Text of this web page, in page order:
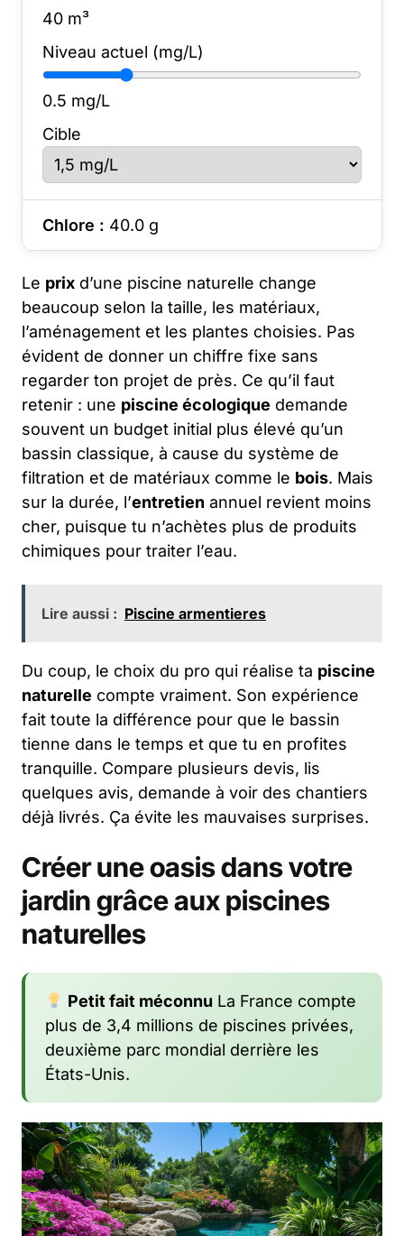
40 m³
Niveau actuel (mg/L)
0.5 mg/L
Cible
Chlore : 40.0 g
Le prix d’une piscine naturelle change
beaucoup selon la taille, les matériaux,
l’aménagement et les plantes choisies. Pas
évident de donner un chiffre fixe sans
regarder ton projet de près. Ce qu’il faut
retenir : une piscine écologique demande
souvent un budget initial plus élevé qu’un
bassin classique, à cause du système de
filtration et de matériaux comme le bois. Mais
sur la durée, l’entretien annuel revient moins
cher, puisque tu n’achètes plus de produits
chimiques pour traiter l’eau.
Lire aussi : Piscine armentieres
Du coup, le choix du pro qui réalise ta piscine
naturelle compte vraiment. Son expérience
fait toute la différence pour que le bassin
tienne dans le temps et que tu en profites
tranquille. Compare plusieurs devis, lis
quelques avis, demande à voir des chantiers
déjà livrés. Ça évite les mauvaises surprises.
Créer une oasis dans votre
jardin grâce aux piscines
naturelles
Petit fait méconnu La France compte
plus de 3,4 millions de piscines privées,
deuxième parc mondial derrière les
États-Unis.